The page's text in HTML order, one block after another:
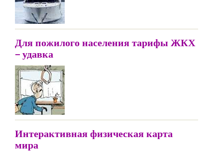
Для пожилого населения тарифы ЖКХ
– удавка
Интерактивная физическая карта
мира